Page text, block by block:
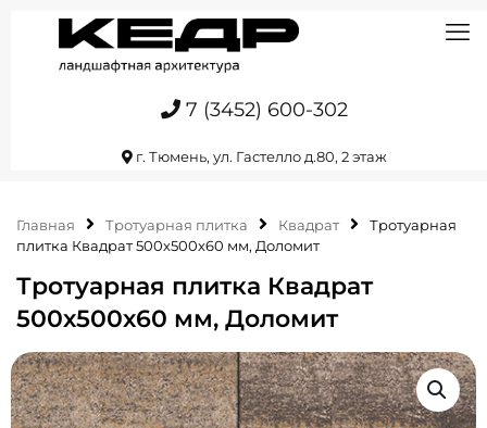
7 (3452) 600-302
г. Тюмень, ул. Гастелло д.80, 2 этаж
Главная Тротуарная плитка Квадрат
Тротуарная
плитка Квадрат 500х500х60 мм, Доломит
Тротуарная плитка Квадрат
500х500х60 мм, Доломит